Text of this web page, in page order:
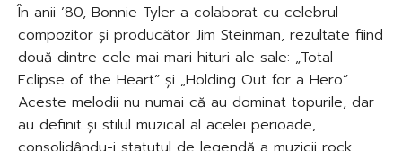
În anii ’80, Bonnie Tyler a colaborat cu celebrul
compozitor și producător Jim Steinman, rezultate fiind
două dintre cele mai mari hituri ale sale: „Total
Eclipse of the Heart” și „Holding Out for a Hero”.
Aceste melodii nu numai că au dominat topurile, dar
au definit și stilul muzical al acelei perioade,